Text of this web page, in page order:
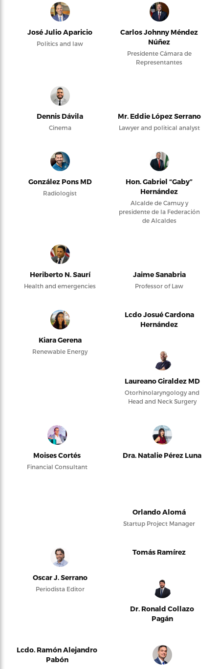
José Julio Aparicio
Politics and law
Carlos Johnny Méndez
Núñez
Presidente Cámara de
Representantes
Dennis Dávila
Cinema
Mr. Eddie López Serrano
Lawyer and political analyst
González Pons MD
Radiologist
Hon. Gabriel “Gaby”
Hernández
Alcalde de Camuy y
presidente de la Federación
de Alcaldes
Heriberto N. Saurí
Health and emergencies
Jaime Sanabria
Professor of Law
Kiara Gerena
Renewable Energy
Lcdo Josué Cardona
Hernández
Laureano Giraldez MD
Otorhinolaryngology and
Head and Neck Surgery
Moises Cortés
Financial Consultant
Dra. Natalie Pérez Luna
Orlando Alomá
Startup Project Manager
Oscar J. Serrano
Periodista Editor
Tomás Ramírez
Dr. Ronald Collazo
Pagán
Lcdo. Ramón Alejandro
Pabón